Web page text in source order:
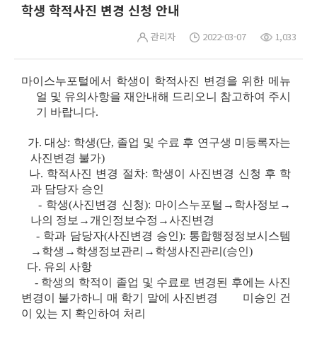
학생 학적사진 변경 신청 안내
관리자 2022-03-07 1,033
마이스누포털에서 학생이 학적사진 변경을 위한 메뉴
얼 및 유의사항을 재안내해 드리오니 참고하여 주시
기 바랍니다.
가. 대상: 학생(단, 졸업 및 수료 후 연구생 미등록자는
사진변경 불가)
나. 학적사진 변경 절차: 학생이 사진변경 신청 후 학
과 담당자 승인
- 학생(사진변경 신청): 마이스누포털→학사정보→
나의 정보→개인정보수정→사진변경
- 학과 담당자(사진변경 승인): 통합행정정보시스템
→학생→학생정보관리→학생사진관리(승인)
다. 유의 사항
- 학생의 학적이 졸업 및 수료로 변경된 후에는 사진
변경이 불가하니 매 학기 말에 사진변경 미승인 건
이 있는 지 확인하여 처리